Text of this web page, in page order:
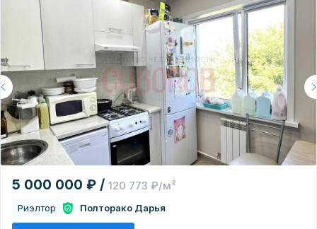
5 000 000 ₽ / 120 773 ₽/м²
Риэлтор Полторако Дарья